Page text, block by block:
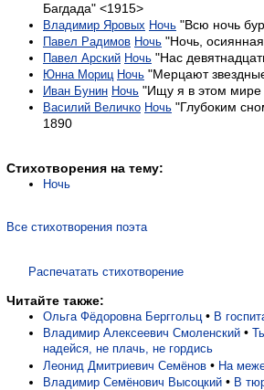
Багдада" <1915>
Владимир Яровых Ночь "Всю ночь
Павел Радимов Ночь "Ночь,
Павел Арский Ночь "Нас
Юнна Мориц Ночь "Мерцают
Иван Бунин Ночь "Ищу я в этом мире
Василий Величко Ночь "Глубоким
1890
Стихотворения на тему:
Ночь
Все стихотворения поэта
Распечатать стихотворение
Читайте также:
Ольга Фёдоровна Берггольц • В
Владимир Алексеевич Смоленский •
надейся, не плачь, не гордись
Леонид Дмитриевич Семёнов • На
Владимир Семёнович Высоцкий • В